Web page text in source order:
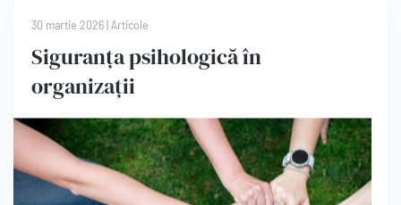
30 martie 2026| Articole
Siguranța psihologică în
organizații